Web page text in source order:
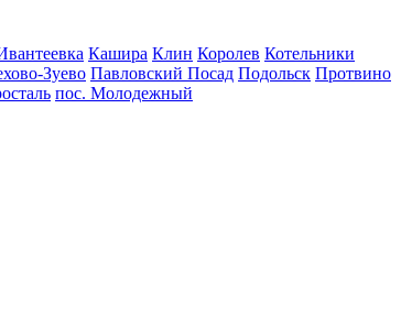
Кашира Клин Королев Котельники
Зуево Павловский Посад Подольск Протвино
пос. Молодежный